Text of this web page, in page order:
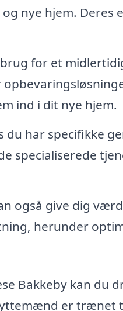
nye hjem.
for et
ind i dit nye hjem.
du har specifikke
specialiserede
også give dig
herunder
Bakkeby kan du
er trænet